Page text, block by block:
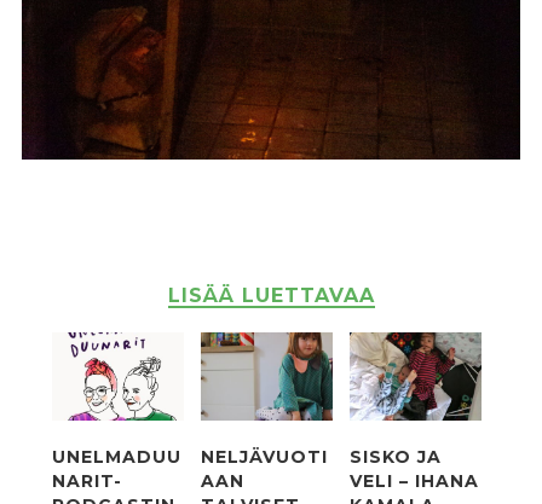
LISÄÄ LUETTAVAA
UNELMADUU
NARIT-
NELJÄVUOTI
AAN
SISKO JA
VELI – IHANA